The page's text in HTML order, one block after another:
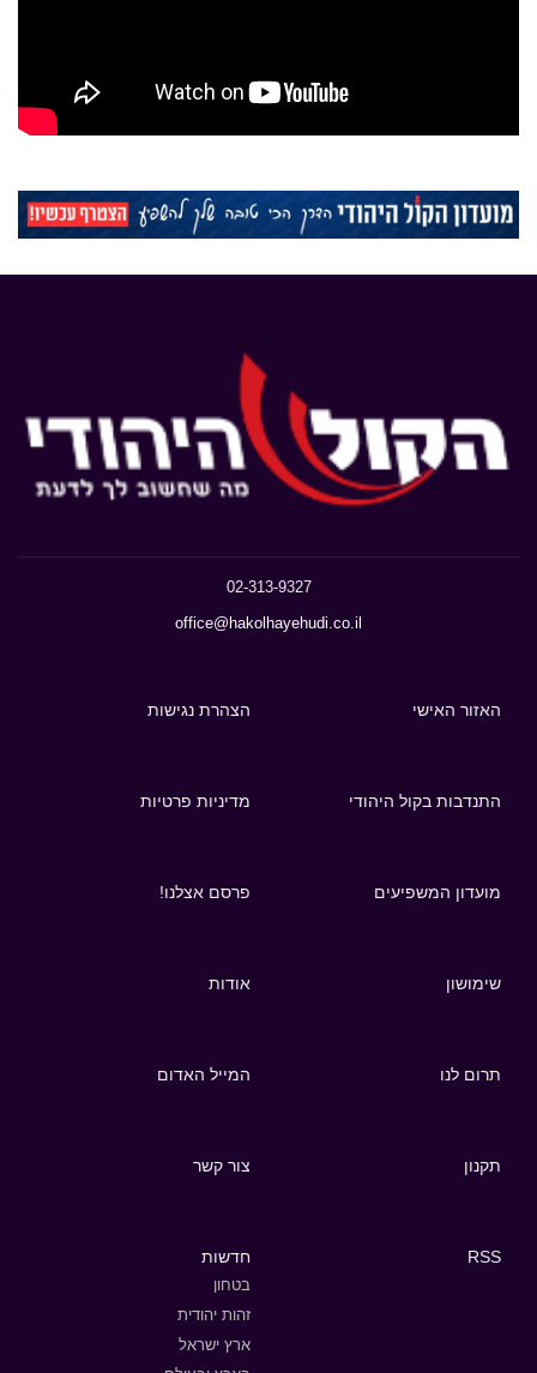
02-313-9327
office@hakolhayehudi.co.il
האזור האישי הצהרת נגישות
התנדבות בקול היהודי מדיניות פרטיות
מועדון המשפיעים פרסם אצלנו!
שימושון אודות
תרום לנו המייל האדום
תקנון צור קשר
RSS חדשות
בטחון
זהות יהודית
ארץ ישראל